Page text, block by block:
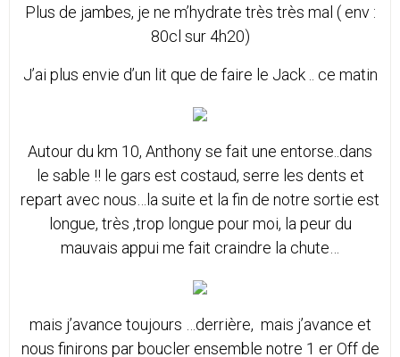
Plus de jambes, je ne m’hydrate très très mal ( env :
80cl sur 4h20)
J’ai plus envie d’un lit que de faire le Jack .. ce matin
Autour du km 10, Anthony se fait une entorse..dans
le sable !! le gars est costaud, serre les dents et
repart avec nous…la suite et la fin de notre sortie est
longue, très ,trop longue pour moi, la peur du
mauvais appui me fait craindre la chute…
mais j’avance toujours …derrière, mais j’avance et
nous finirons par boucler ensemble notre 1 er Off de